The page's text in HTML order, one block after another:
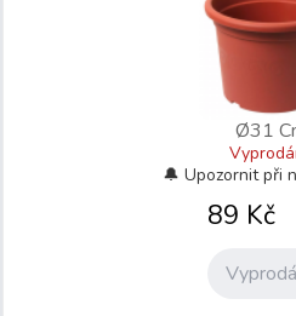
Ø31
89 Kč